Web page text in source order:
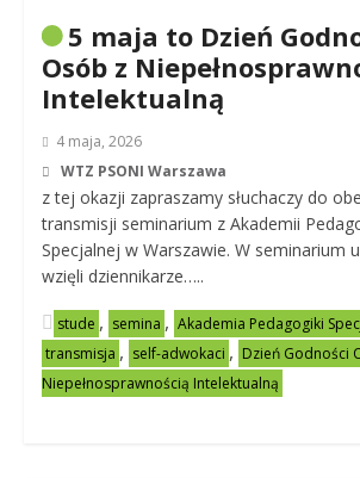
5 maja to Dzień
Osób z
Intelektualną
4 maja, 2026
WTZ PSONI Warszawa
z tej okazji zapraszamy słuchaczy do
transmisji seminarium z Akademii
Specjalnej w Warszawie. W seminarium
wzięli dziennikarze…..
stude , semina , Akademia Pedagogiki
transmisja , self-adwokaci , Dzień Godności
Niepełnosprawnością Intelektualną